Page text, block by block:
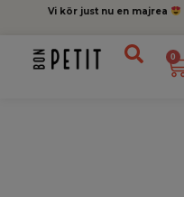
Vi kör just nu en majrea
0